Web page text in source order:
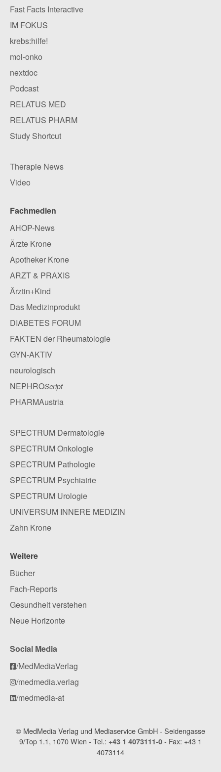
Fast Facts Interactive
IM FOKUS
krebs:hilfe!
mol-onko
nextdoc
Podcast
RELATUS MED
RELATUS PHARM
Study Shortcut
Therapie News
Video
Fachmedien
AHOP-News
Ärzte Krone
Apotheker Krone
ARZT & PRAXIS
Ärztin+Kind
Das Medizinprodukt
DIABETES FORUM
FAKTEN der Rheumatologie
GYN-AKTIV
neurologisch
NEPHROScript
PHARMAustria
SPECTRUM Dermatologie
SPECTRUM Onkologie
SPECTRUM Pathologie
SPECTRUM Psychiatrie
SPECTRUM Urologie
UNIVERSUM INNERE MEDIZIN
Zahn Krone
Weitere
Bücher
Fach-Reports
Gesundheit verstehen
Neue Horizonte
Social Media
/MedMediaVerlag
/medmedia.verlag
/medmedia-at
© MedMedia Verlag und Mediaservice GmbH - Seidengasse
9/Top 1.1, 1070 Wien - Tel.: +43 1 4073111-0 - Fax: +43 1
4073114